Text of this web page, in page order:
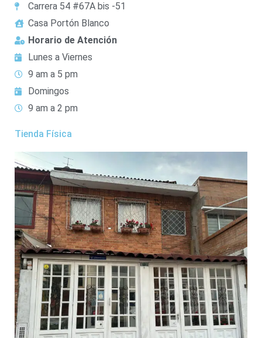
Carrera 54 #67A bis -51
Casa Portón Blanco
Horario de Atención
Lunes a Viernes
9 am a 5 pm
Domingos
9 am a 2 pm
Tienda Física